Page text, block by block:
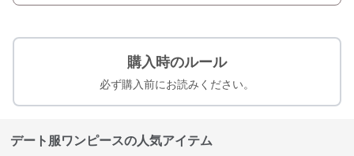
購入時のルール
必ず購入前にお読みください。
デート服ワンピースの人気アイテム